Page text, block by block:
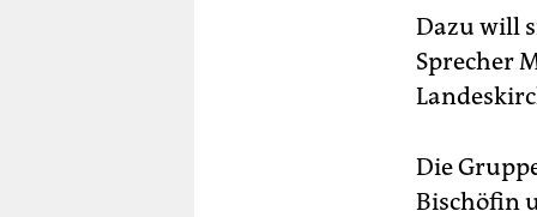
Dazu will
Sprecher
Die
Bischöfin